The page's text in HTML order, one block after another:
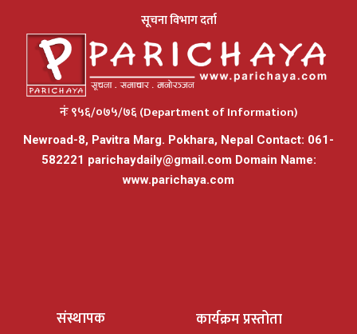
सूचना विभाग दर्ता
नंः ९५६/०७५/७६ (Department of Information)
Newroad-8, Pavitra Marg. Pokhara, Nepal Contact: 061-
582221 parichaydaily@gmail.comDomain Name:
www.parichaya.com
संस्थापक कार्यक्रम प्रस्तोता